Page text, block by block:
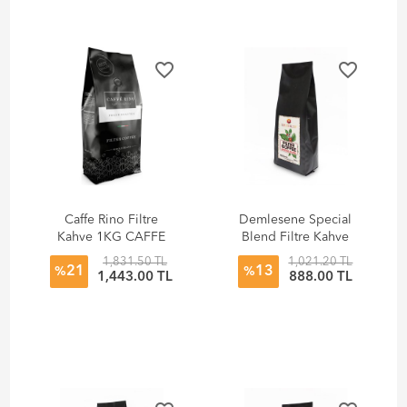
favorite_border
Caffe Rino Filtre
Kahve 1KG CAFFE
RINO
%21
1,831.50 TL
1,443.00 TL
favorite_border
Demlesene Special
Blend Filtre Kahve
1000 gr
%13
1,021.20 TL
888.00 TL